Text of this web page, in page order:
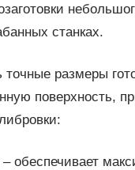
станках.
размеры
поверхность,
– обеспечивает